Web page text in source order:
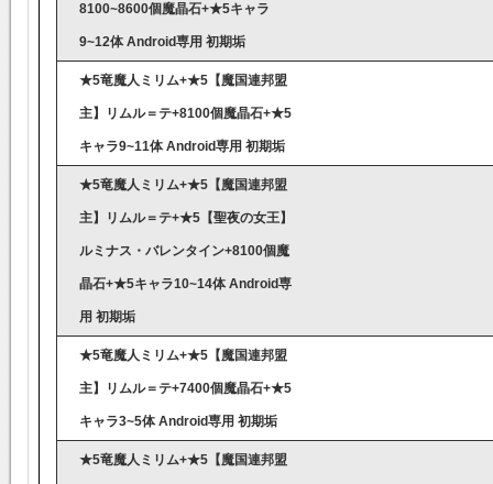
8100~8600個魔晶石+★5キャラ
9~12体 Android専用 初期垢
★5竜魔人ミリム+★5【魔国連邦盟
主】リムル＝テ+8100個魔晶石+★5
キャラ9~11体 Android専用 初期垢
★5竜魔人ミリム+★5【魔国連邦盟
主】リムル＝テ+★5【聖夜の女王】
ルミナス・バレンタイン+8100個魔
晶石+★5キャラ10~14体 Android専
用 初期垢
★5竜魔人ミリム+★5【魔国連邦盟
主】リムル＝テ+7400個魔晶石+★5
キャラ3~5体 Android専用 初期垢
★5竜魔人ミリム+★5【魔国連邦盟